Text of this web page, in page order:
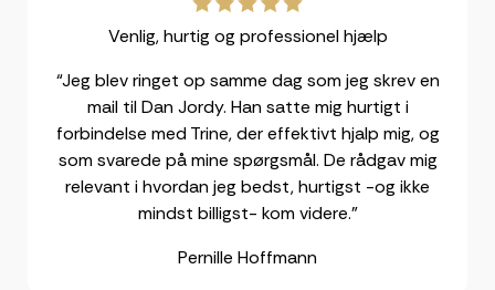
Venlig, hurtig og professionel hjælp
“Jeg blev ringet op samme dag som jeg skrev en
mail til Dan Jordy. Han satte mig hurtigt i
forbindelse med Trine, der effektivt hjalp mig, og
som svarede på mine spørgsmål. De rådgav mig
relevant i hvordan jeg bedst, hurtigst -og ikke
mindst billigst- kom videre.”
Pernille Hoffmann